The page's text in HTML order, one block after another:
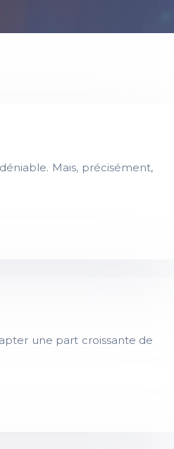
Mais, précisément,
une part croissante de